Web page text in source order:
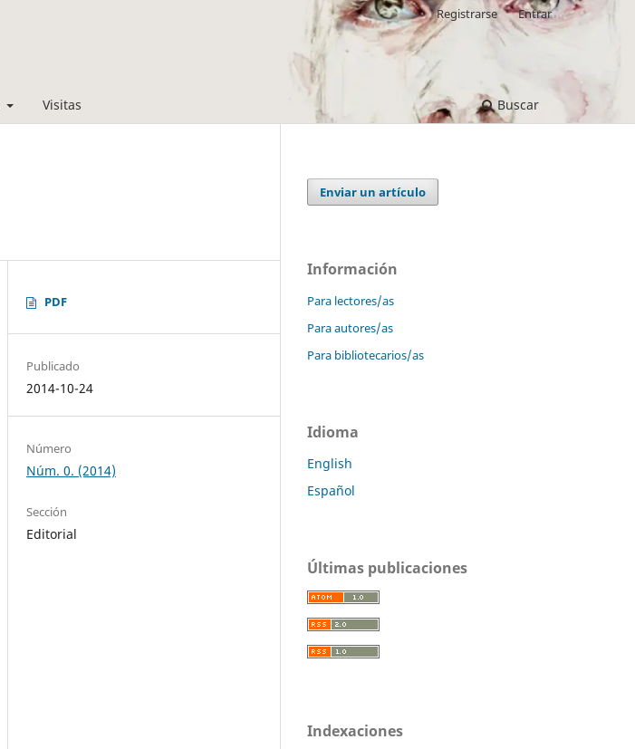
Visitas Buscar
Registrarse Entrar
PDF
Publicado
2014-10-24
Número
Núm. 0. (2014)
Sección
Editorial
Enviar un artículo
Información
Para lectores/as
Para autores/as
Para bibliotecarios/as
Idioma
English
Español
Últimas publicaciones
Indexaciones